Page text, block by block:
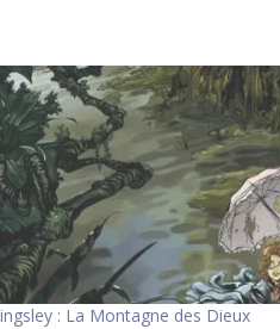
: La Montagne des Dieux